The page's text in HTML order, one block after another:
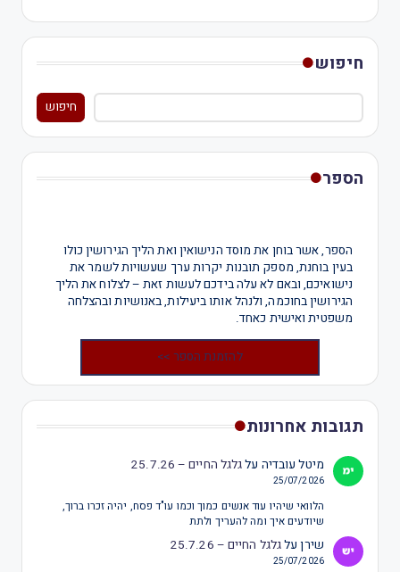
חיפוש
חיפוש
הספר
הספר, אשר בוחן את מוסד הנישואין ואת הליך הגירושין כולו
בעין בוחנת, מספק תובנות יקרות ערך שעשויות לשמר את
נישואיכם, ובאם לא עלה בידכם לעשות זאת – לצלוח את הליך
הגירושין בחוכמה, ולנהל אותו ביעילות, באנושיות ובהצלחה
משפטית ואישית כאחד.
להזמנת הספר >>
תגובות אחרונות
מיטל עובדיה עלגלגל החיים – 25.7.26
25/07/2026
הלוואי שיהיו עוד אנשים כמוך וכמו עו"ד פסח, יהיה זכרו ברוך,
שיודעים איך ומה להעריך ולתת
שירןעלגלגל החיים – 25.7.26
25/07/2026